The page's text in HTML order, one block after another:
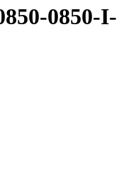
0850-I-